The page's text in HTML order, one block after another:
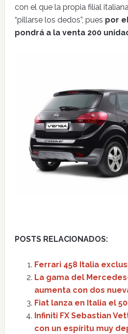
con el que la propia filial
“pillarse los dedos”, pues por
pondrá a la venta 200
POSTS RELACIONADOS:
Ferrari 458 Italia
La gama del
aumenta con dos
Fiat lanza en Italia el
Infiniti FX Sebastian
con un espíritu muy